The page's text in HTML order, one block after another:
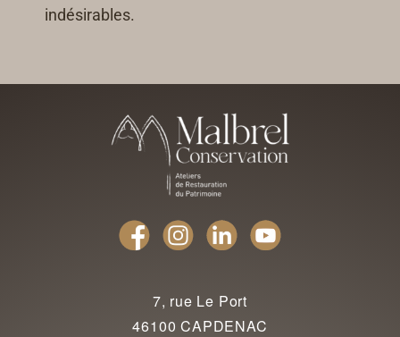
indésirables.
7, rue Le Port
46100 CAPDENAC